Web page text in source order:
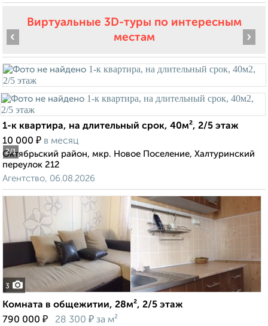
Виртуальные 3D-туры по интересным
местам
2/1
‹ ›
1-к квартира, на длительный срок, 40м², 2/5 этаж
10 000 ₽ в месяц
Октябрьский район, мкр. Новое Поселение, Халтуринский
переулок 212
Агентство, 06.08.2026
3
Комната в общежитии, 28м², 2/5 этаж
790 000 ₽ 28 300 ₽ за м²